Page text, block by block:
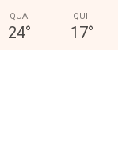
QUA
24°
QUI
17°